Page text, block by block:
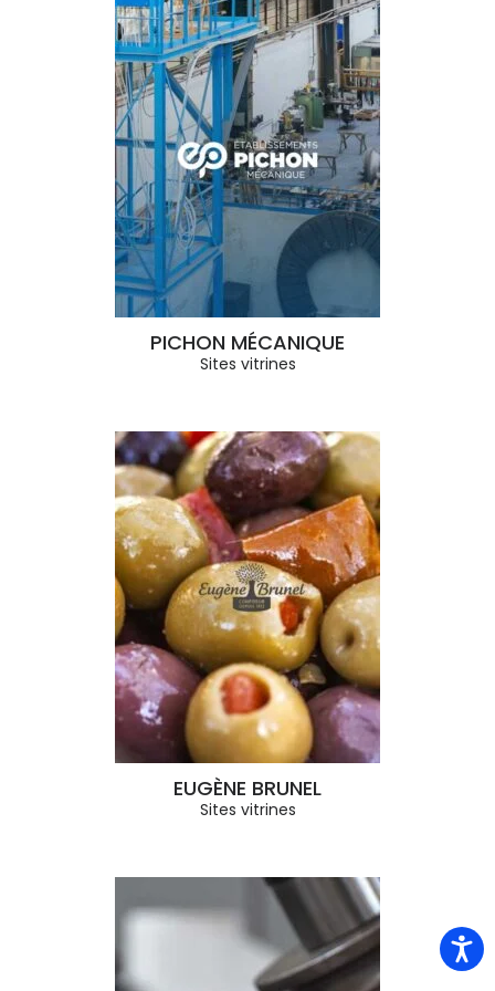
PICHON MÉCANIQUE
Sites vitrines
EUGÈNE BRUNEL
Sites vitrines